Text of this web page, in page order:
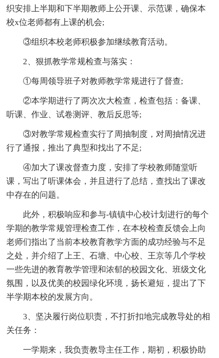
织安排上半期和下半期教师上公开课、示范课，确保本
校x位老师都有上课的机会;
③组织本校老师积极参加继续教育活动。
2、狠抓教学常规检查与落实：
①每周领导班子对教师教学常规进行了督查;
②本学期进行了两次次大检查，检查包括：备课、
听课、作业、试卷测评、教后反思等;
③对教学常规检查实行了周抽制度，对周抽情况进
行了通报，推出了典型和找出了不足;
④加大了课改督查力度，安排了学校教师随堂听
课，写出了听课体会，并且进行了总结，查找出了课改
中存在的问题。
此外，积极响应和参与-镇镇中心校计划进行的每个
学期的教学常规管理检查工作，在本校检查反馈会上向
老师们指出了当前本校教育教学方面的成功经验与不足
之处，并介绍了上王、石塘、中心校、王京等几个学校
一些先进的教育教学管理和浓郁的校园文化、班级文化
氛围，以及优美的校园绿化环境，扬长避短，提出了下
半学期本校的发展方向。
3、坚决履行岗位职责，不打折扣地完成教导处的相
关任务：
一学期来，我负责教导主任工作，期初，积极协助